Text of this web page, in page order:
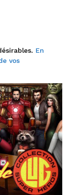
En
vos